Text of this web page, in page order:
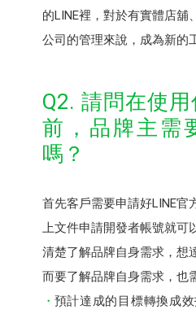
的LINE裡，對於有實體店舖
公司的管理來說，成為新的
Q2. 請問在使
前，品牌主需
嗎？
首先客戶需要申請好LINE官
上文件申請開發者帳號就可
清楚了解品牌自身需求，想
而要了解品牌自身需求，也
預計達成的目標轉換成